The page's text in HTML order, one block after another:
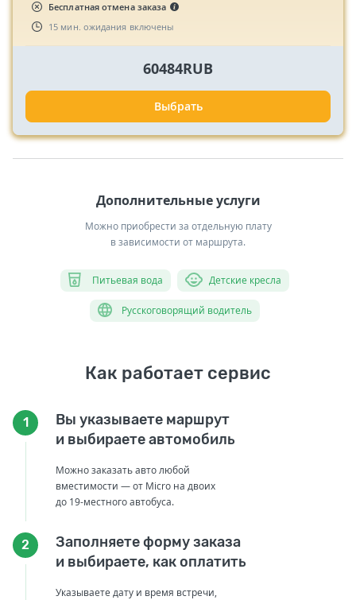
Бесплатная отмена заказа
15 мин. ожидания включены
60484RUB
Выбрать
Дополнительные услуги
Можно приобрести за отдельную плату
в зависимости от маршрута.
Питьевая вода Детские кресла
Русскоговорящий водитель
Как работает сервис
1
Вы указываете маршрут
и выбираете автомобиль
Можно заказать авто любой
вместимости — от Micro на двоих
до 19-местного автобуса.
2
Заполняете форму заказа
и выбираете, как оплатить
Указываете дату и время встречи,